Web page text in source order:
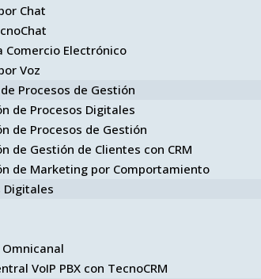
Chat
Comercio Electrónico
Voz
Procesos de Gestión
de Procesos Digitales
de Procesos de Gestión
de Gestión de Clientes con CRM
de Marketing por Comportamiento
Digitales
VoIP PBX con TecnoCRM